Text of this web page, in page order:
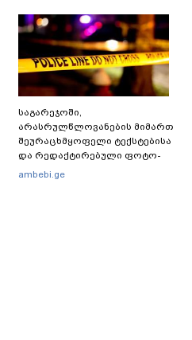
გამოცდებზე გასვლა
საგარეჯოში,
არასრულწლოვანების მიმართ
შეურაცხმყოფელი ტექსტებისა
და რედაქტირებული ფოტო-
ვიდეომასალის გავრცელების
ambebi.ge